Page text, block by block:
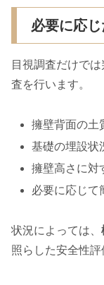
必要に応じ
目視調査だけで
査を行います。
擁壁背面の土
基礎の埋設状
擁壁高さに対
必要に応じて
状況によっては、
照らした安全性評